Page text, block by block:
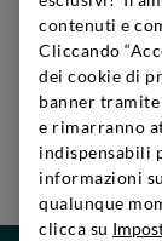
LAVORA
Scopri le
Scopri di più
contenuti e
Cliccando
dei cookie di
banner
e rimarranno
indispensabili
informazioni
qualunque
clicca su